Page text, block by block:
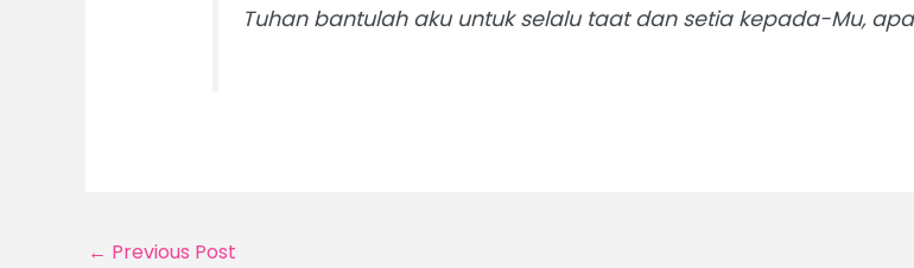
Tuhan bantulah aku untuk selalu taat dan setia kepada-Mu,
← Previous Post